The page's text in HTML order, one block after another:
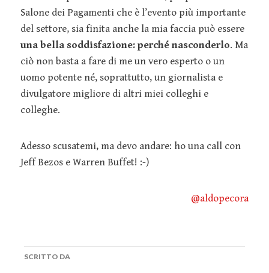
Salone dei Pagamenti che è l’evento più importante
del settore, sia finita anche la mia faccia può essere
una bella soddisfazione: perché nasconderlo. Ma
ciò non basta a fare di me un vero esperto o un
uomo potente né, soprattutto, un giornalista e
divulgatore migliore di altri miei colleghi e
colleghe.
Adesso scusatemi, ma devo andare: ho una call con
Jeff Bezos e Warren Buffet! :-)
@aldopecora
SCRITTO DA